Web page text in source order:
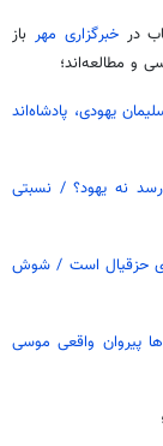
در خبرگزاری مهر باز
یهودی، پادشاه‌اند
نه یهود؟ / نسبتی
حزقیال است / شوش
پیروان واقعی موسی